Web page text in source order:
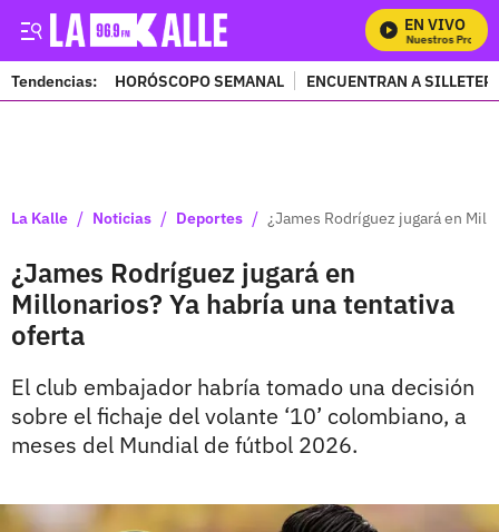
EN VIVO
Mira Todos Nuestros
Tendencias: HORÓSCOPO SEMANAL ENCUENTRAN A
La Kalle / Noticias / Deportes / ¿James Rodríguez jugará en
¿James Rodríguez jugará en
Millonarios? Ya habría una tentativa
oferta
El club embajador habría tomado una decisión
sobre el fichaje del volante ‘10’ colombiano, a
meses del Mundial de fútbol 2026.